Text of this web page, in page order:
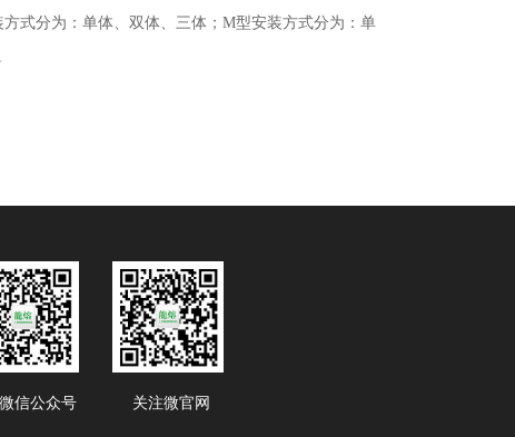
式分为：单体、双体、三体； M型安装方式分为：单
信公众号 关注微官网